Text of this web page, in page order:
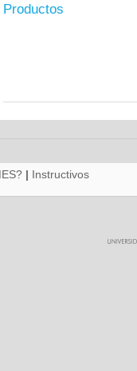
Productos
| Instructivos